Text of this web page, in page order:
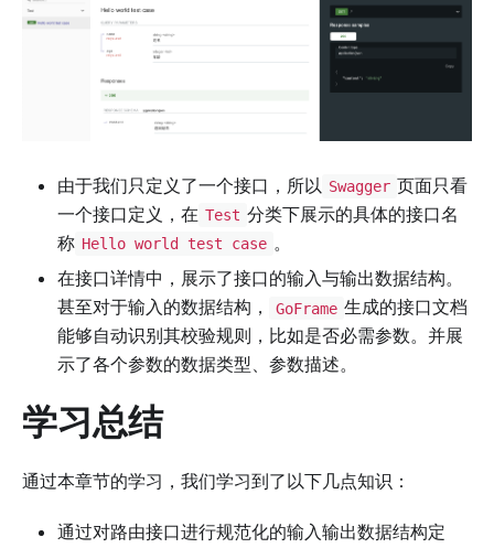
由于我们只定义了一个接口，所以 Swagger 页面只看
一个接口定义，在 Test 分类下展示的具体的接口名
称 Hello world test case 。
在接口详情中，展示了接口的输入与输出数据结构。
甚至对于输入的数据结构，
GoFrame 生成的接口文档
能够自动识别其校验规则，比如是否必需参数。并展
示了各个参数的数据类型、参数描述。
学习总结
通过本章节的学习，我们学习到了以下几点知识：
通过对路由接口进行规范化的输入输出数据结构定